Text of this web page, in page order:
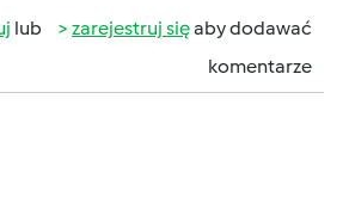
lub zarejestruj sięaby dodawać
komentarze